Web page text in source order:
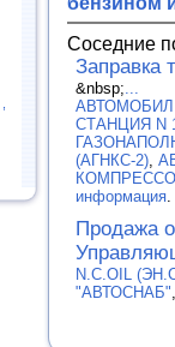
Соседние
Заправка
&nbsp;
СТАНЦИЯ N
(АГНКС-2)
информация
Продажа
N.C.OIL
"АВТОСНАБ"